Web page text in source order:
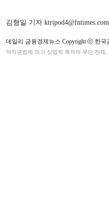
김형일 기자 ktripod4@fntimes.com
데일리 금융경제뉴스 Copyright ⓒ 한국
저작권법에 의거 상업적 목적의 무단 전재,